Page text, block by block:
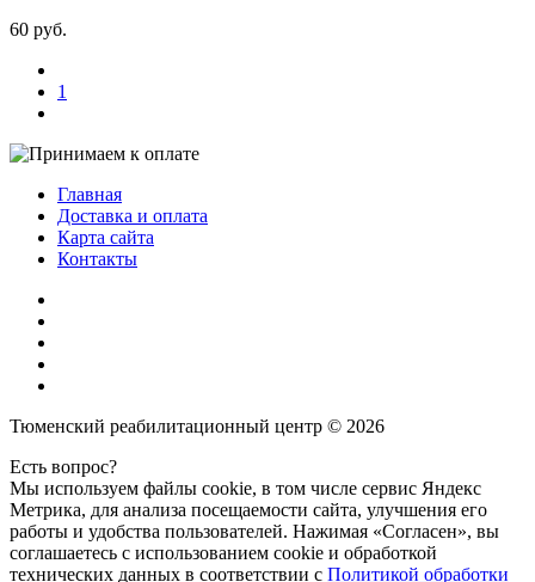
60 руб.
1
Главная
Доставка и оплата
Карта сайта
Контакты
Тюменский реабилитационный центр © 2026
Есть вопрос?
Мы используем файлы cookie, в том числе сервис Яндекс
Метрика, для анализа посещаемости сайта, улучшения его
работы и удобства пользователей. Нажимая «Согласен», вы
соглашаетесь с использованием cookie и обработкой
технических данных в соответствии с Политикой обработки